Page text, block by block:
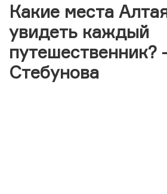
Какие места
увидеть каждый
путешественник?
Стебунова